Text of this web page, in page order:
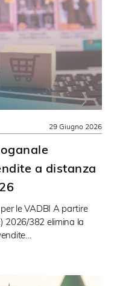
a distanza
le VADBI A partire
2026/382 elimina la
29 Giugno 2026